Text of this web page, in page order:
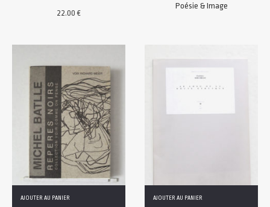
22.00€
Poésie & Image
AJOUTER AU PANIER AJOUTER AU PANIER